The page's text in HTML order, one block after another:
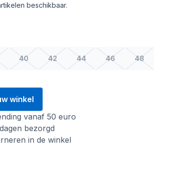
beschikbaar.
40 42 44 46 48
winkel
vanaf 50 euro
bezorgd
in de winkel